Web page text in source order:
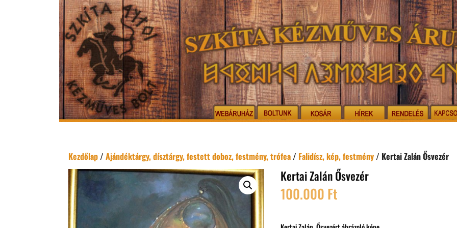
Kezdőlap/Ajándéktárgy, dísztárgy, festett doboz, festmény, trófea/ Falidísz, kép, festmény/ Kertai Zalán Ősvezér
Kertai Zalán Ősvezér
100.000 Ft